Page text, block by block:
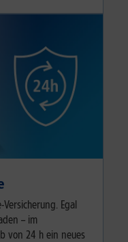
Egal
– im
von 24 h ein neues